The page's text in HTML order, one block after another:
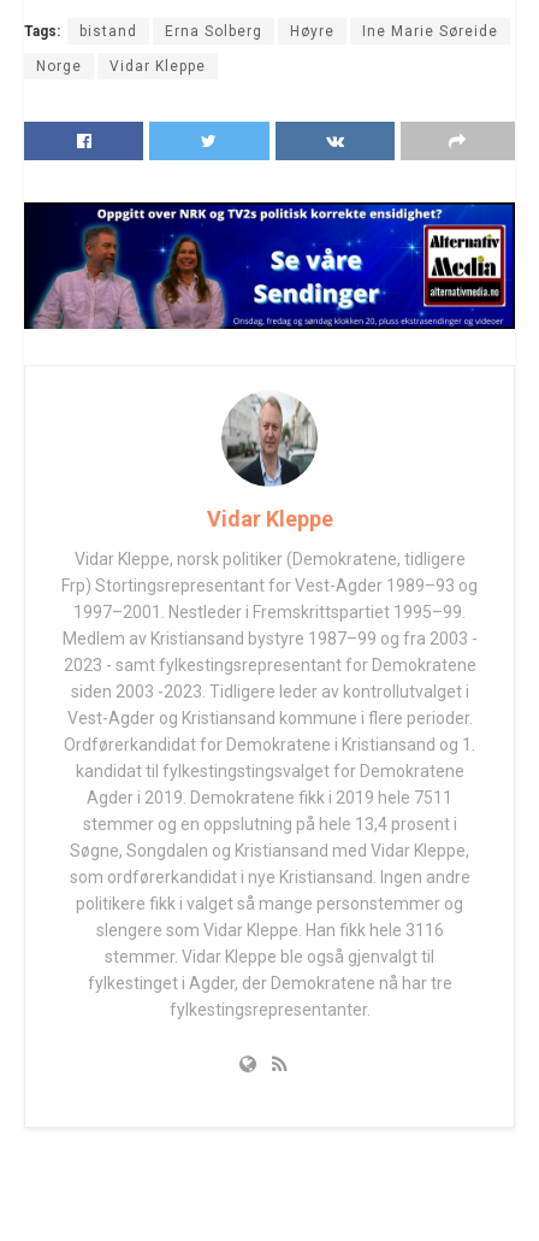
Tags: bistand Erna Solberg Høyre Ine Marie Søreide
Norge Vidar Kleppe
Vidar Kleppe
Vidar Kleppe, norsk politiker (Demokratene, tidligere
Frp) Stortingsrepresentant for Vest-Agder 1989–93 og
1997–2001. Nestleder i Fremskrittspartiet 1995–99.
Medlem av Kristiansand bystyre 1987–99 og fra 2003 -
2023 - samt fylkestingsrepresentant for Demokratene
siden 2003 -2023. Tidligere leder av kontrollutvalget i
Vest-Agder og Kristiansand kommune i flere perioder.
Ordførerkandidat for Demokratene i Kristiansand og 1.
kandidat til fylkestingstingsvalget for Demokratene
Agder i 2019. Demokratene fikk i 2019 hele 7511
stemmer og en oppslutning på hele 13,4 prosent i
Søgne, Songdalen og Kristiansand med Vidar Kleppe,
som ordførerkandidat i nye Kristiansand. Ingen andre
politikere fikk i valget så mange personstemmer og
slengere som Vidar Kleppe. Han fikk hele 3116
stemmer. Vidar Kleppe ble også gjenvalgt til
fylkestinget i Agder, der Demokratene nå har tre
fylkestingsrepresentanter.